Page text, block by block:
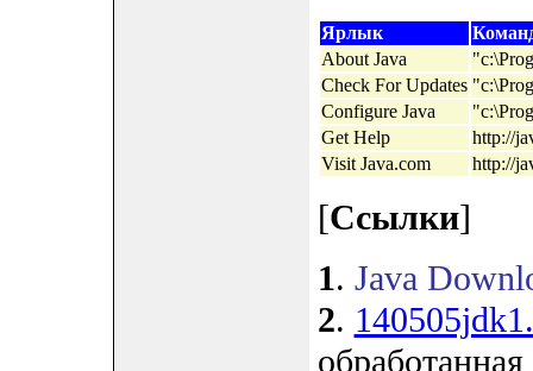
Ярлык
About Java
Check For Updates
Configure Java
Get Help
http://
Visit Java.com
http://
[Ссылки]
1. Java
2.